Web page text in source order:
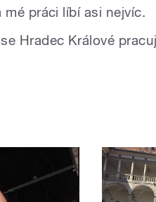
mé práci líbí asi nejvíc.
Hradec Králové